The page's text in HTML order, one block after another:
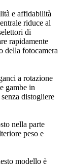
e affidabilità
riduce al
di
rapidamente
della fotocamera
a rotazione
gambe in
distogliere
nella parte
peso e
modello è